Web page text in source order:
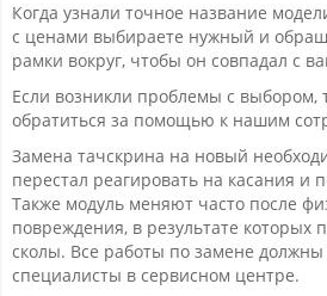
Когда узнали точное название
с ценами выбираете нужный и
рамки вокруг, чтобы он совпадал с
Если возникли проблемы с выбором,
обратиться за помощью к нашим
Замена тачскрина на новый
перестал реагировать на касания и
Также модуль меняют часто после
повреждения, в результате
сколы. Все работы по замене
специалисты в сервисном центре.